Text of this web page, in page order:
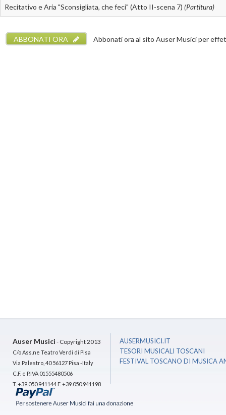
Recitativo e Aria "Sconsigliata, che feci" (Atto II-scena 7) (Partitura)
ABBONATI ORA Abbonati ora al sito Auser Musici per
Auser Musici - Copyright 2013
C/o Ass.ne Teatro Verdi di Pisa
Via Palestro, 40 56127 Pisa -Italy
C.F. e P.IVA 01555480506
T. +39.050.941144 F. +39.050.941198
AUSERMUSICI.IT
TESORI MUSICALI TOSCANI
FESTIVAL TOSCANO DI MUSICA